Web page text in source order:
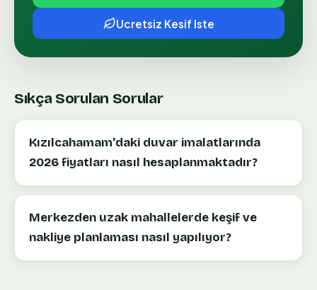
Ucretsiz Kesif Iste
Sıkça Sorulan Sorular
Kızılcahamam'daki duvar imalatlarında
2026 fiyatları nasıl hesaplanmaktadır?
Merkezden uzak mahallelerde keşif ve
nakliye planlaması nasıl yapılıyor?